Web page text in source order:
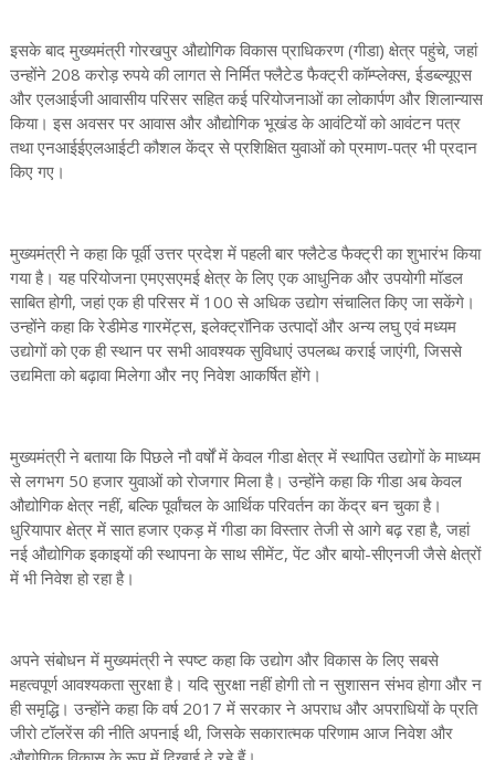
इसके बाद मुख्यमंत्री गोरखपुर औद्योगिक विकास प्राधिकरण (गीडा) क्षेत्र पहुंचे, जहां
उन्होंने 208 करोड़ रुपये की लागत से निर्मित फ्लैटेड फैक्ट्री कॉम्प्लेक्स, ईडब्ल्यूएस
और एलआईजी आवासीय परिसर सहित कई परियोजनाओं का लोकार्पण और शिलान्यास
किया। इस अवसर पर आवास और औद्योगिक भूखंड के आवंटियों को आवंटन पत्र
तथा एनआईईएलआईटी कौशल केंद्र से प्रशिक्षित युवाओं को प्रमाण-पत्र भी प्रदान
किए गए।
मुख्यमंत्री ने कहा कि पूर्वी उत्तर प्रदेश में पहली बार फ्लैटेड फैक्ट्री का शुभारंभ किया
गया है। यह परियोजना एमएसएमई क्षेत्र के लिए एक आधुनिक और उपयोगी मॉडल
साबित होगी, जहां एक ही परिसर में 100 से अधिक उद्योग संचालित किए जा सकेंगे।
उन्होंने कहा कि रेडीमेड गारमेंट्स, इलेक्ट्रॉनिक उत्पादों और अन्य लघु एवं मध्यम
उद्योगों को एक ही स्थान पर सभी आवश्यक सुविधाएं उपलब्ध कराई जाएंगी, जिससे
उद्यमिता को बढ़ावा मिलेगा और नए निवेश आकर्षित होंगे।
मुख्यमंत्री ने बताया कि पिछले नौ वर्षों में केवल गीडा क्षेत्र में स्थापित उद्योगों के माध्यम
से लगभग 50 हजार युवाओं को रोजगार मिला है। उन्होंने कहा कि गीडा अब केवल
औद्योगिक क्षेत्र नहीं, बल्कि पूर्वांचल के आर्थिक परिवर्तन का केंद्र बन चुका है।
धुरियापार क्षेत्र में सात हजार एकड़ में गीडा का विस्तार तेजी से आगे बढ़ रहा है, जहां
नई औद्योगिक इकाइयों की स्थापना के साथ सीमेंट, पेंट और बायो-सीएनजी जैसे क्षेत्रों
में भी निवेश हो रहा है।
अपने संबोधन में मुख्यमंत्री ने स्पष्ट कहा कि उद्योग और विकास के लिए सबसे
महत्वपूर्ण आवश्यकता सुरक्षा है। यदि सुरक्षा नहीं होगी तो न सुशासन संभव होगा और न
ही समृद्धि। उन्होंने कहा कि वर्ष 2017 में सरकार ने अपराध और अपराधियों के प्रति
जीरो टॉलरेंस की नीति अपनाई थी, जिसके सकारात्मक परिणाम आज निवेश और